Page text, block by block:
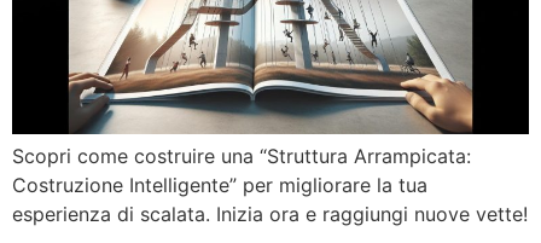
Scopri come costruire una “Struttura Arrampicata:
Costruzione Intelligente” per migliorare la tua
esperienza di scalata. Inizia ora e raggiungi nuove vette!